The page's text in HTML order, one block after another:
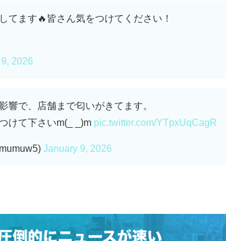
てます🔥皆さん気をつけてください！
2026
響で、店舗まで匂いがきてます。
けて下さいm(_ _)m pic.twitter.com/YTpxUqCagR
January 9, 2026